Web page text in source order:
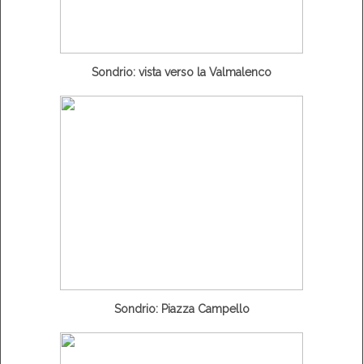
Sondrio: vista verso la Valmalenco
Sondrio: Piazza Campello